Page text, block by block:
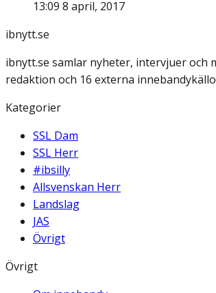
13:09 8 april, 2017
ibnytt.se
ibnytt.se samlar nyheter, intervjuer och
redaktion och 16 externa
Kategorier
SSL Dam
SSL Herr
#ibsilly
Allsvenskan Herr
Landslag
JAS
Övrigt
Övrigt